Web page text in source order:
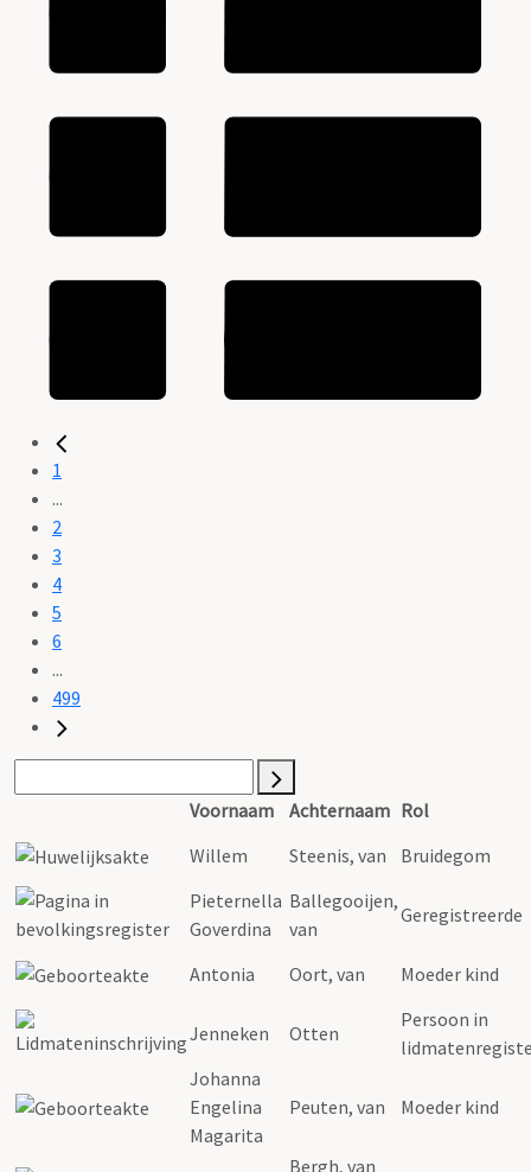
1
...
2
3
4
5
6
...
499
Voornaam Achternaam Rol
Willem
Steenis, van
Bruidegom
Pieternella
Goverdina
Ballegooijen,
van
Geregistreerde
Antonia Oort, van Moeder kind
Jenneken Otten
Persoon in
Johanna
Engelina
Magarita
Peuten, van Moeder kind
Bergh, van